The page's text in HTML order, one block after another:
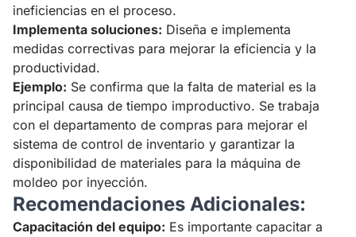
ineficiencias en el proceso.
Implementa soluciones: Diseña e implementa
medidas correctivas para mejorar la eficiencia y la
productividad.
Ejemplo: Se confirma que la falta de material es la
principal causa de tiempo improductivo. Se trabaja
con el departamento de compras para mejorar el
sistema de control de inventario y garantizar la
disponibilidad de materiales para la máquina de
moldeo por inyección.
Recomendaciones Adicionales:
Capacitación del equipo: Es importante capacitar a